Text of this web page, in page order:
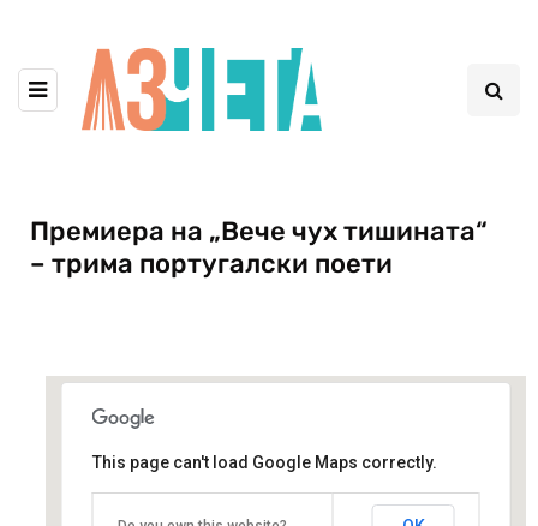
Премиера на „Вече чух тишината“
– трима португалски поети
Младежки театър „Николай Бинев“
This page can't load Google Maps correctly.